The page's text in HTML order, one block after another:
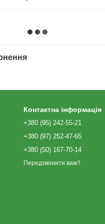
Контактна інформація
+380 (95) 242-55-21
+380 (97) 252-47-65
+380 (50) 167-70-14
Передзвонити вам?